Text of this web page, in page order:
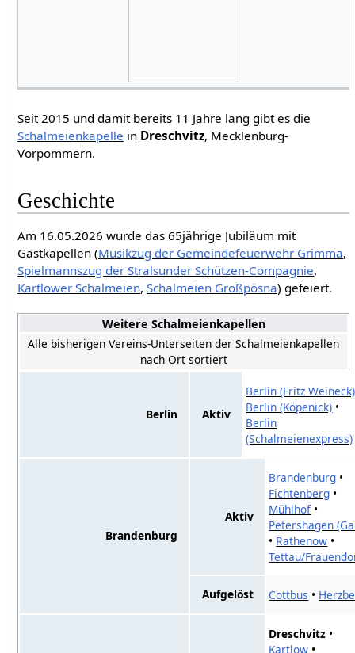
Seit 2015 und damit bereits 11 Jahre lang gibt es die
Schalmeienkapelle in Dreschvitz, Mecklenburg-
Vorpommern.
Geschichte
Am 16.05.2026 wurde das 65jährige Jubiläum mit
Gastkapellen (Musikzug der Gemeindefeuerwehr Grimma,
Spielmannszug der Stralsunder Schützen-Compagnie,
Kartlower Schalmeien,Schalmeien Großpösna) gefeiert.
Weitere Schalmeienkapellen
Alle bisherigen Vereins-Unterseiten der Schalmeienkapellen
nach Ort sortiert
Berlin Aktiv
Berlin (Fritz Weineck)
Berlin (Köpenick) •
Berlin
(Schalmeienexpress)
Brandenburg
Aktiv
Brandenburg •
Fichtenberg •
Mühlhof•
Petershagen
• Rathenow •
Tettau/
Aufgelöst Cottbus •
Dreschvitz •
Kartlow •